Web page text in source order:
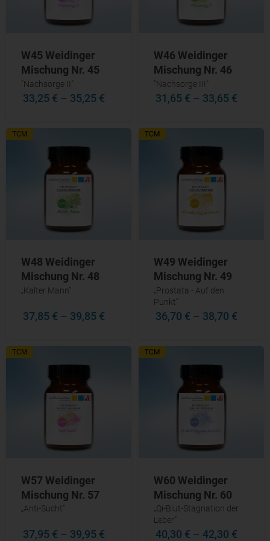
W45 Weidinger
Mischung Nr. 45
"Nachsorge II"
33,25 € – 35,25 €
W46 Weidinger
Mischung Nr. 46
"Nachsorge III"
31,65 € – 33,65 €
TCM
W48 Weidinger
Mischung Nr. 48
„Kalter Mann”
37,85 € – 39,85 €
TCM
W49 Weidinger
Mischung Nr. 49
„Prostata - Auf den
Punkt”
36,70 € – 38,70 €
TCM
W57 Weidinger
Mischung Nr. 57
„Anti-Sucht”
37,95 € – 39,95 €
TCM
W60 Weidinger
Mischung Nr. 60
„Qi-Blut-Stagnation der
Leber”
40,30 € – 42,30 €